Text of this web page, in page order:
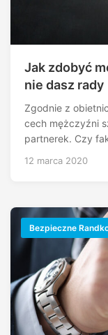
Jak zdobyć
nie dasz rady
Zgodnie z
cech mężczyźni
partnerek. Czy
12 marca 2020
Bezpieczne